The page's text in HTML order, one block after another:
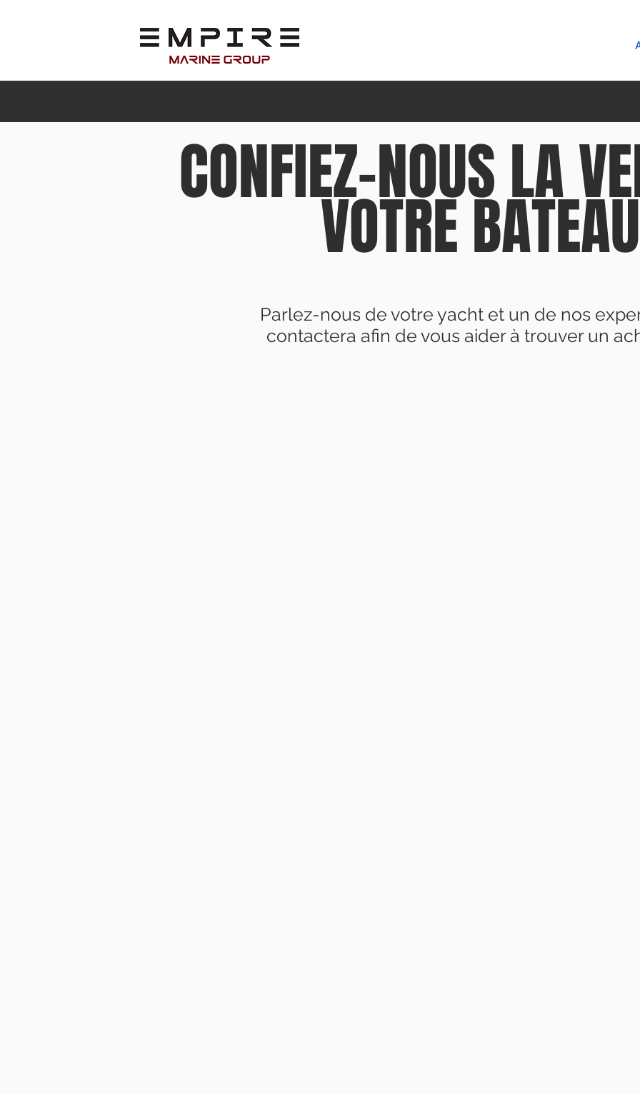
CONFIEZ-NOUS LA
VOTRE BATEAU
Parlez-nous de votre yacht et un de nos
contactera afin de vous aider à trouver un